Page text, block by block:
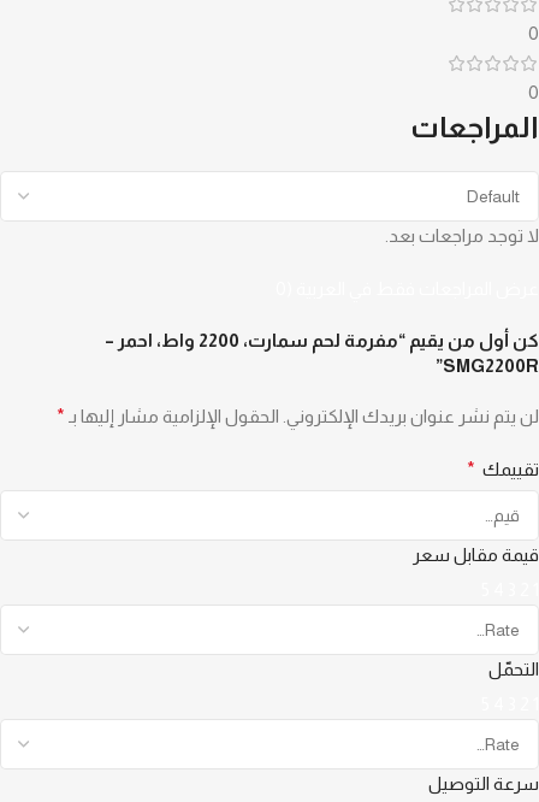
0
0
المراجعات
لا توجد مراجعات بعد.
كن أول من يقيم “مفرمة لحم سمارت، 2200 واط، احمر –
SMG2200R”
لن يتم نشر عنوان بريدك الإلكتروني. الحقول الإلزامية مشار إليها بـ *
تقييمك *
قيمة مقابل سعر
التحمّل
سرعة التوصيل